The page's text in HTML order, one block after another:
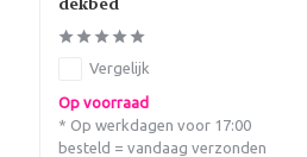
dekbed
Vergelijk
Op voorraad
* Op werkdagen voor 17:00
besteld = vandaag verzonden